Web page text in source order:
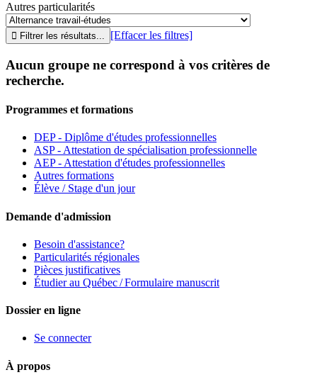
Autres particularités
[Effacer les filtres]
Aucun groupe ne correspond à vos critères de
recherche.
Programmes et formations
DEP - Diplôme d'études professionnelles
ASP - Attestation de spécialisation professionnelle
AEP - Attestation d'études professionnelles
Autres formations
Élève / Stage d'un jour
Demande d'admission
Besoin d'assistance?
Particularités régionales
Pièces justificatives
Étudier au Québec / Formulaire manuscrit
Dossier en ligne
Se connecter
À propos